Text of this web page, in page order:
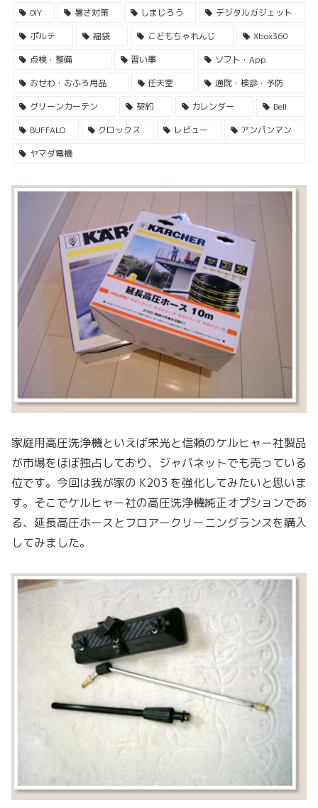
DIY
暑さ対策 しまじろう
デジタルガジェット
ポルテ
福袋 こどもちゃれんじ
Xbox360
点検・整備
習い事
ソフト・App
おせわ・おふろ用品
任天堂
通院・検診・予防
グリーンカーテン
契約 カレンダー
Dell
BUFFALO
クロックス レビュー
アンパンマン
ヤマダ電機
家庭用高圧洗浄機といえば栄光と信頼のケルヒャー社製品
が市場をほぼ独占しており、ジャパネットでも売っている
位です。今回は我が家の K203 を強化してみたいと思いま
す。そこでケルヒャー社の高圧洗浄機純正オプションであ
る、延長高圧ホースとフロアークリーニングランスを購入
してみました。